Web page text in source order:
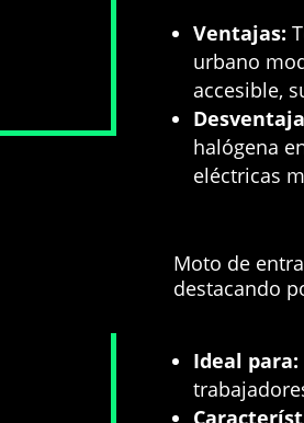
Ventajas:
urbano
accesible,
halógena
eléctricas
Moto de
destacando
Ideal para: